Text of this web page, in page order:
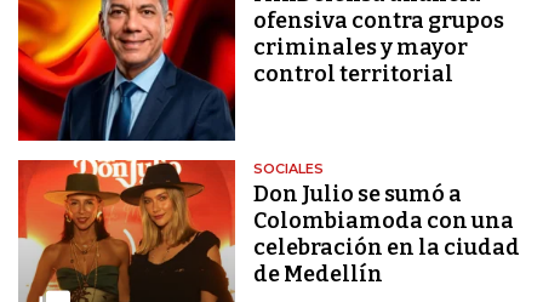
ofensiva contra grupos
criminales y mayor
control territorial
SOCIALES
Don Julio se sumó a
Colombiamoda con una
celebración en la ciudad
de Medellín